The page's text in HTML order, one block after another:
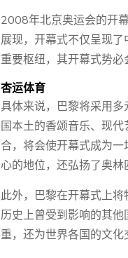
2008年北京奥运会的开
展现，开幕式不仅呈现
重要枢纽，其开幕式势必
杏运体育
具体来说，巴黎将采用
国本土的香颂音乐、现
合，将会使开幕式成为
心的地位，还弘扬了奥林
此外，巴黎在开幕式上
历史上曾受到影响的其
重，还为世界各国的文化